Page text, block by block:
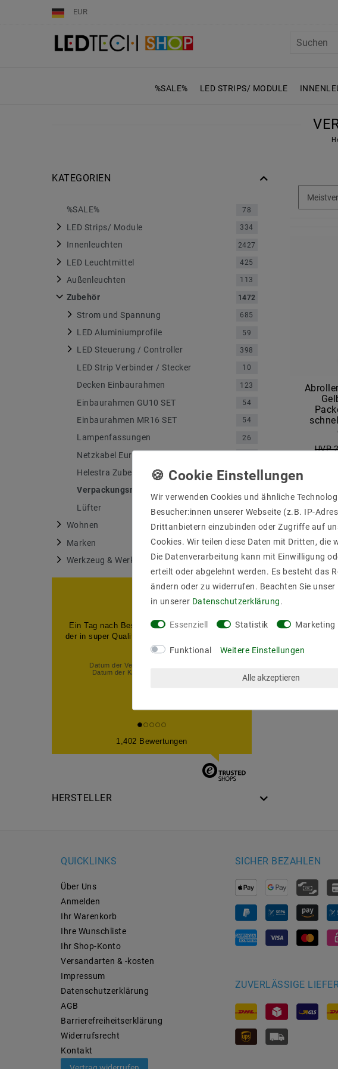
EUR
%SALE% LED STRIPS/ MODULE
KATEGORIEN
%SALE% 78
LED Strips/ Module 334
Innenleuchten 2427
LED Leuchtmittel 425
Außenleuchten 113
Zubehör 1472
Strom und Spannung 685
LED Aluminiumprofile 59
LED Steuerung / Controller 398
LED Strip Verbinder / Stecker 10
Decken Einbaurahmen 123
Einbaurahmen GU10 SET 54
Einbaurahmen MR16 SET 54
Lampenfassungen 26
Netzkabel Eurostecker
Helestra Zubehör 13
Verpackungsmaterial
Lüfter 4
Wohnen 13
Marken 3781
Werkzeug & Werkstatt 1
Ein Tag nach Bestellung,den Artikel erhalten
der in super Qualität war,also alles super kann
man nu...
Datum der Veröffentlichung: 07.08.2026
Datum der Kauferfahrung: 31.07.2026
1,402 Bewertungen
HERSTELLER
UVP
QUICKLINKS
Über Uns
Anmelden
Ihr Warenkorb
Ihre Wunschliste
Ihr Shop-Konto
Versandarten & -kosten
Impressum
Daten­schutz­erklärung
AGB
Barrierefreiheitserklärung
Widerrufs­recht
Kontakt
SICHER BEZAHLEN
ZUVERLÄSSIGE
Wir verwenden Cookies und ähnliche
Besucher:innen unserer Webseite (z.B. IP-
Drittanbietern einzubinden oder Zugriffe auf
Cookies. Wir teilen diese Daten mit Dritten, die
Die Datenverarbeitung kann mit Einwilligung
erteilt oder abgelehnt werden. Es besteht das
ändern oder zu widerrufen. Beachten Sie unser
in unserer Daten­schutz­erklärung.
Essenziell Statistik Marketing
Funktional Weitere Einstellungen
Alle akzeptieren